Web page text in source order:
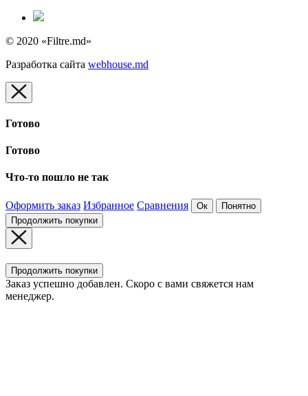
© 2020 «Filtre.md»
Разработка сайта webhouse.md
Готово
Готово
Что-то пошло не так
Оформить заказ Избранное Сравнения Ок
Понятно
Продолжить покупки
Продолжить покупки
Заказ успешно добавлен. Скоро с вами свяжется нам
менеджер.